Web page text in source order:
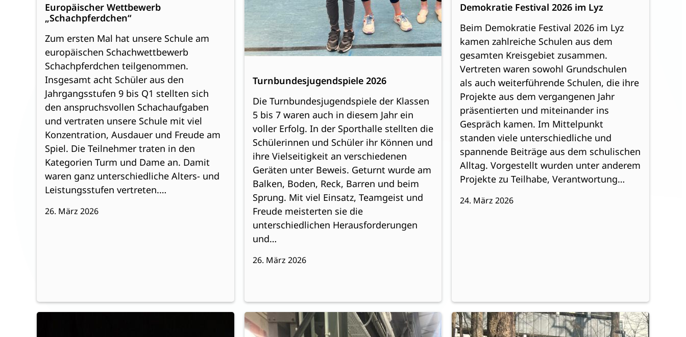
Europäischer Wettbewerb
„Schachpferdchen“
Zum ersten Mal hat unsere Schule am
europäischen Schachwettbewerb
Schachpferdchen teilgenommen.
Insgesamt acht Schüler aus den
Jahrgangsstufen 9 bis Q1 stellten sich
den anspruchsvollen Schachaufgaben
und vertraten unsere Schule mit viel
Konzentration, Ausdauer und Freude am
Spiel. Die Teilnehmer traten in den
Kategorien Turm und Dame an. Damit
waren ganz unterschiedliche Alters- und
Leistungsstufen vertreten.…
26. März 2026
Turnbundesjugendspiele 2026
Die Turnbundesjugendspiele der Klassen
5 bis 7 waren auch in diesem Jahr ein
voller Erfolg. In der Sporthalle stellten die
Schülerinnen und Schüler ihr Können und
ihre Vielseitigkeit an verschiedenen
Geräten unter Beweis. Geturnt wurde am
Balken, Boden, Reck, Barren und beim
Sprung. Mit viel Einsatz, Teamgeist und
Freude meisterten sie die
unterschiedlichen Herausforderungen
und…
26. März 2026
Demokratie Festival 2026 im Lyz
Beim Demokratie Festival 2026 im Lyz
kamen zahlreiche Schulen aus dem
gesamten Kreisgebiet zusammen.
Vertreten waren sowohl Grundschulen
als auch weiterführende Schulen, die ihre
Projekte aus dem vergangenen Jahr
präsentierten und miteinander ins
Gespräch kamen. Im Mittelpunkt
standen viele unterschiedliche und
spannende Beiträge aus dem schulischen
Alltag. Vorgestellt wurden unter anderem
Projekte zu Teilhabe, Verantwortung…
24. März 2026
Weiterlesen
Rhetorik-
Weiterlesen:
Frische